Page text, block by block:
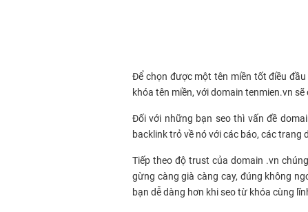
Để chọn được một tên miền tốt điều
khóa tên miền, với domain tenmien.vn
Đối với những bạn seo thì vấn đề
backlink trỏ về nó với các báo, các trang
Tiếp theo độ trust của domain .vn
gừng càng già càng cay, đúng không
bạn dễ dàng hơn khi seo từ khóa cùng